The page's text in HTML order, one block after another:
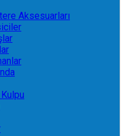
Aksesuarları